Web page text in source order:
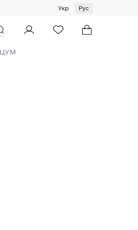
на одежду и платки ЦУМ by GUNIA
Укр Рус